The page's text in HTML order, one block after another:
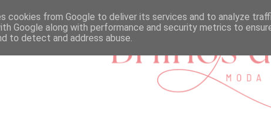
cookies from Google to deliver its services and to analyze
Google along with performance and security metrics to
to detect and address abuse.